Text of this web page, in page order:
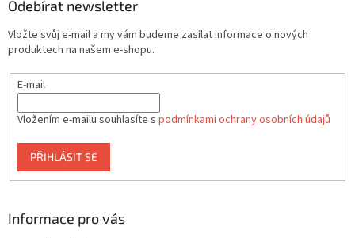
Odebírat newsletter
Vložte svůj e-mail a my vám budeme zasílat informace o nových
produktech na našem e-shopu.
E-mail
Vložením e-mailu souhlasíte s podmínkami ochrany osobních údajů
PŘIHLÁSIT SE
Informace pro vás